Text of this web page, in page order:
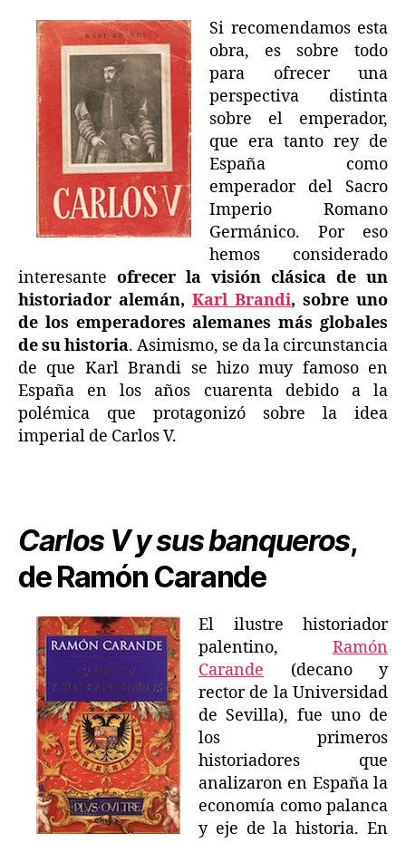
Si recomendamos esta
obra, es sobre todo
para ofrecer una
perspectiva distinta
sobre el emperador,
que era tanto rey de
España como
emperador del Sacro
Imperio Romano
Germánico. Por eso
hemos considerado
interesante ofrecer la visión clásica de un
historiador alemán, Karl Brandi, sobre uno
de los emperadores alemanes más globales
de su historia. Asimismo, se da la circunstancia
de que Karl Brandi se hizo muy famoso en
España en los años cuarenta debido a la
polémica que protagonizó sobre la idea
imperial de Carlos V.
Carlos V y sus banqueros,
de Ramón Carande
El ilustre historiador
palentino, Ramón
Carande (decano y
rector de la Universidad
de Sevilla), fue uno de
los primeros
historiadores que
analizaron en España la
economía como palanca
y eje de la historia. En